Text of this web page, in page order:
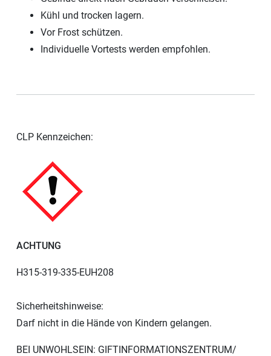
Kühl und trocken lagern.
Vor Frost schützen.
Individuelle Vortests werden empfohlen.
CLP Kennzeichen:
ACHTUNG
H315-319-335-EUH208
Sicherheitshinweise:
Darf nicht in die Hände von Kindern gelangen.
BEI UNWOHLSEIN: GIFTINFORMATIONSZENTRUM/